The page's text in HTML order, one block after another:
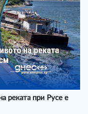
реката при Русе е